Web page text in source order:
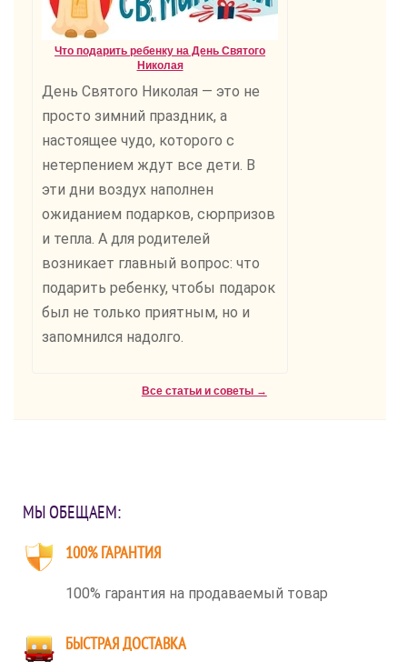
Что подарить ребенку на День Святого
Николая
День Святого Николая — это не
просто зимний праздник, а
настоящее чудо, которого с
нетерпением ждут все дети. В
эти дни воздух наполнен
ожиданием подарков, сюрпризов
и тепла. А для родителей
возникает главный вопрос: что
подарить ребенку, чтобы подарок
был не только приятным, но и
запомнился надолго.
Все статьи и советы →
МЫ ОБЕЩАЕМ:
100% ГАРАНТИЯ
100% гарантия на продаваемый товар
БЫСТРАЯ ДОСТАВКА